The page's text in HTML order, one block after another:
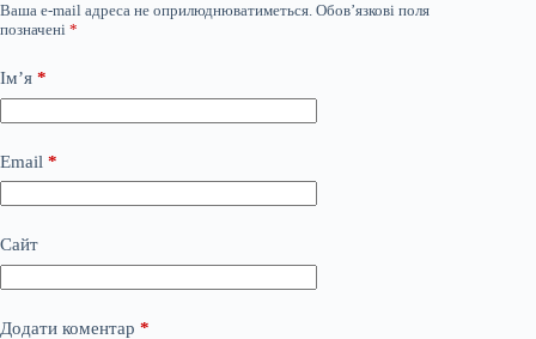
Ваша e-mail адреса не оприлюднюватиметься. Обов’язкові поля
позначені *
Ім’я *
Email *
Сайт
Додати коментар *